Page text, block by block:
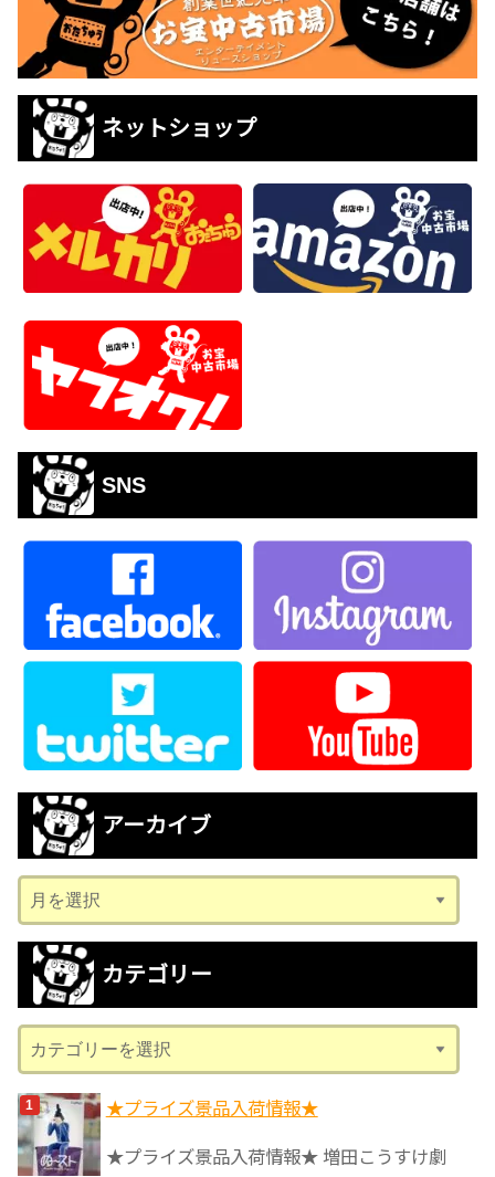
ネットショップ
SNS
アーカイブ
ー
カ
ブ
カテゴリー
テ
ゴ
リ
ー
★プライズ景品入荷情報★
★プライズ景品入荷情報★ 増田こうすけ劇